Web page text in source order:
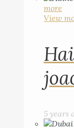
more
View
5 years